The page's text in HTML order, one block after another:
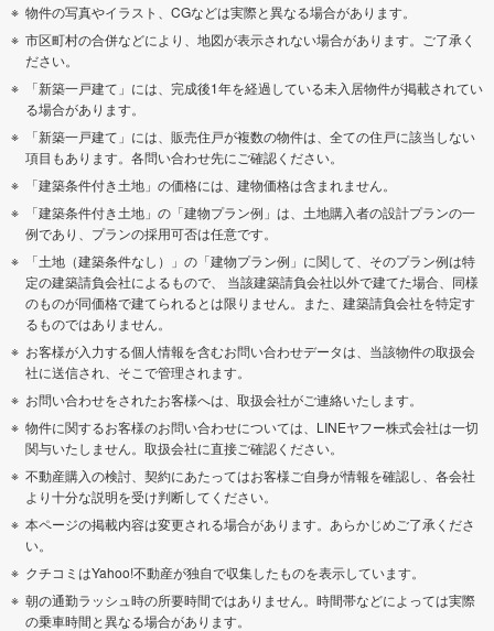
物件の写真やイラスト、CGなどは実際と異なる場合があります。
市区町村の合併などにより、地図が表示されない場合があります。ご了承く
ださい。
「新築一戸建て」には、完成後1年を経過している未入居物件が掲載されてい
る場合があります。
「新築一戸建て」には、販売住戸が複数の物件は、全ての住戸に該当しない
項目もあります。各問い合わせ先にご確認ください。
「建築条件付き土地」の価格には、建物価格は含まれません。
「建築条件付き土地」の「建物プラン例」は、土地購入者の設計プランの一
例であり、プランの採用可否は任意です。
「土地（建築条件なし）」の「建物プラン例」に関して、そのプラン例は特
定の建築請負会社によるもので、 当該建築請負会社以外で建てた場合、同様
のものが同価格で建てられるとは限りません。また、建築請負会社を特定す
るものではありません。
お客様が入力する個人情報を含むお問い合わせデータは、当該物件の取扱会
社に送信され、そこで管理されます。
お問い合わせをされたお客様へは、取扱会社がご連絡いたします。
物件に関するお客様のお問い合わせについては、LINEヤフー株式会社は一切
関与いたしません。取扱会社に直接ご確認ください。
不動産購入の検討、契約にあたってはお客様ご自身が情報を確認し、各会社
より十分な説明を受け判断してください。
本ページの掲載内容は変更される場合があります。あらかじめご了承くださ
い。
クチコミはYahoo!不動産が独自で収集したものを表示しています。
朝の通勤ラッシュ時の所要時間ではありません。時間帯などによっては実際
の乗車時間と異なる場合があります。